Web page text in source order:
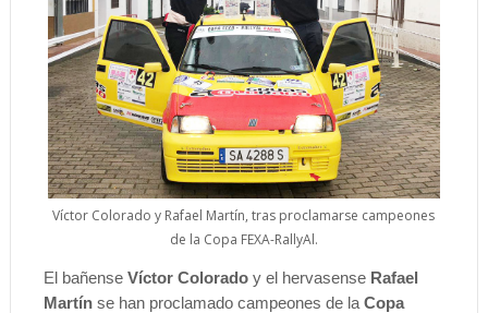
Víctor Colorado y Rafael Martín, tras proclamarse campeones
de la Copa FEXA-RallyAl.
El bañense Víctor Coloradoy el hervasense Rafael
Martínse han proclamado campeones de la Copa